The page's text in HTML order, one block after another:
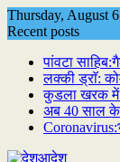
Skip
to
Thursday, August
Recent posts
पांवटा
लक्की ड्राॅ:
कुडला खरक में
अब 40 साल के